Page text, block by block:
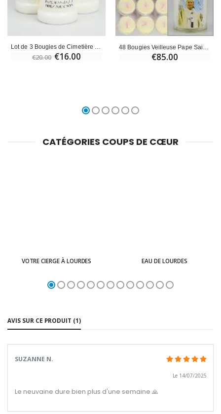
€20.00 €16.00 €85.00
CATÉGORIES COUPS DE CŒUR
VOTRE CIERGE À LOURDES EAU DE LOURDES
AVIS SUR CE PRODUIT (1)
SUZANNE N.
Le 14/07/2025
Le neuvaine dure bien plus d'une semaine 🙏